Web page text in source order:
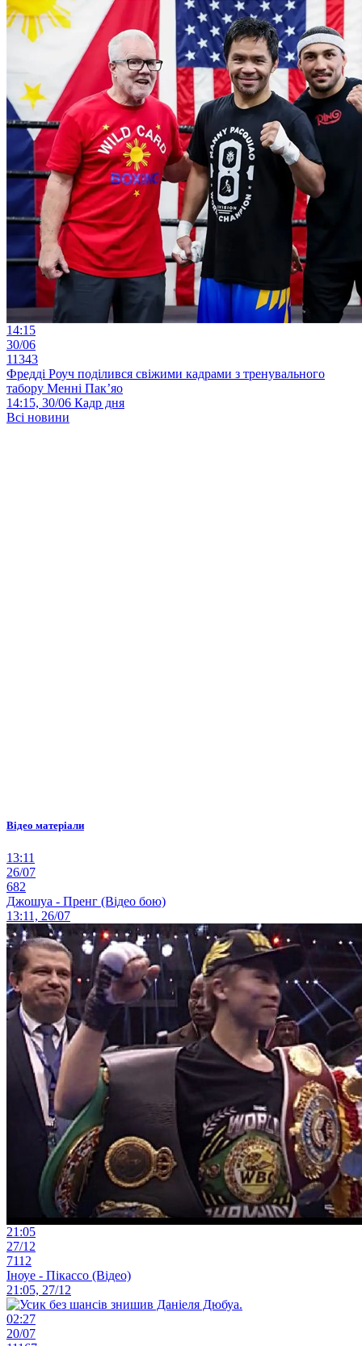
14:15
30/06
11343
Фредді Роуч поділився свіжими кадрами з тренувального
табору Менні Пак’яо
14:15, 30/06 Кадр дня
Всі новини
Відео матеріали
13:11
26/07
682
Джошуа - Пренг (Відео бою)
13:11, 26/07
21:05
27/12
7112
Іноуе - Пікассо (Відео)
21:05, 27/12
02:27
20/07